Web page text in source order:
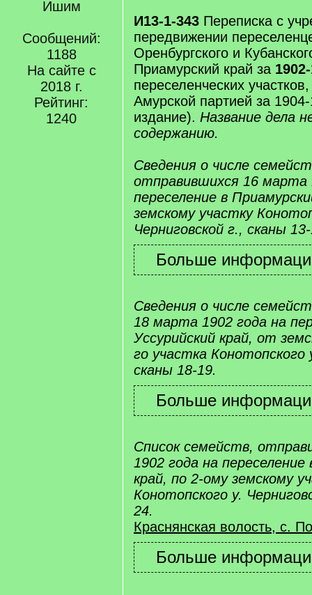
Ишим
Сообщений:
1188
На сайте с
2018 г.
Рейтинг:
1240
И13-1-343 Переписка с
передвижении
Оренбургского и
Приамурский край за
переселенческих
Амурской партией за 1904-
издание). Название дела
содержанию.
Сведения о числе
отправившихся 16 марта
переселение в
земскому участку
Черниговской г., сканы
Сведения о числе
18 марта 1902 года на
Уссурийский край, от
го участка Конотопского
сканы 18-19.
Список семейств,
1902 года на переселение
край, по 2-ому земскому
Конотопского у.
24.
Краснянская волость, с.